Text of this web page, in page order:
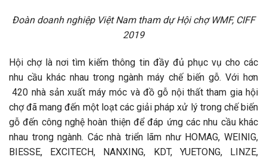
Đoàn doanh nghiệp Việt Nam tham dự Hội chợ WMF, CIFF
2019
Hội chợ là nơi tìm kiếm thông tin đầy đủ phục vụ cho các
nhu cầu khác nhau trong ngành máy chế biến gỗ. Với hơn
420 nhà sản xuất máy móc và đồ gỗ nội thất tham gia hội
chợ đã mang đến một loạt các giải pháp xử lý trong chế biến
gỗ đến công nghệ hoàn thiện để đáp ứng các nhu cầu khác
nhau trong ngành. Các nhà triển lãm như HOMAG, WEINIG,
BIESSE, EXCITECH, NANXING, KDT, YUETONG, LINZE,